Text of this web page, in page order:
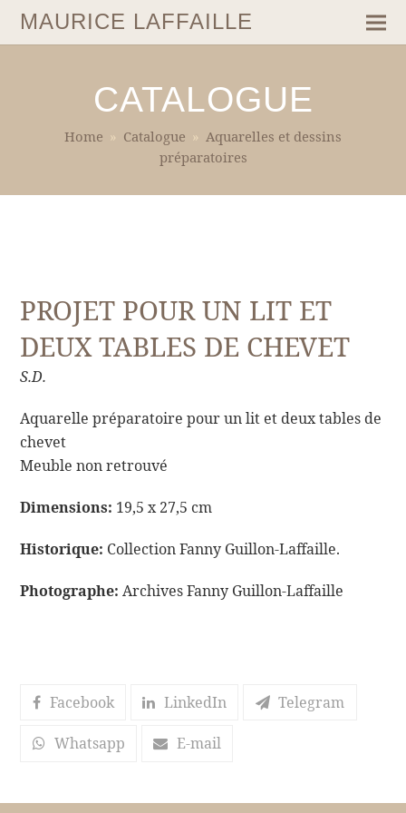
MAURICE LAFFAILLE
CATALOGUE
Home » Catalogue » Aquarelles et dessins
préparatoires
PROJET POUR UN LIT ET
DEUX TABLES DE CHEVET
S.D.
Aquarelle préparatoire pour un lit et deux tables de
chevet
Meuble non retrouvé
Dimensions: 19,5 x 27,5 cm
Historique: Collection Fanny Guillon-Laffaille.
Photographe: Archives Fanny Guillon-Laffaille
Facebook LinkedIn Telegram
Whatsapp E-mail